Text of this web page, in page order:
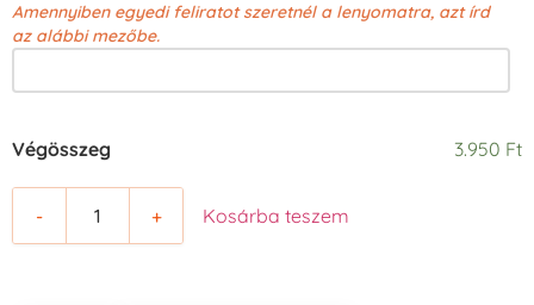
Amennyiben egyedi feliratot szeretnél a lenyomatra, azt írd
az alábbi mezőbe.
Végösszeg 3.950 Ft
- + Kosárba teszem